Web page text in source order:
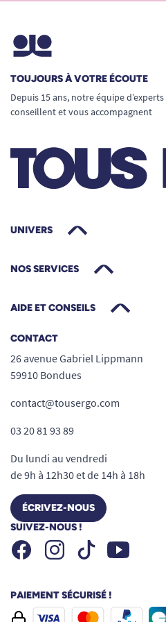
maison comme en
Le résumé des
d’appui rabattable
Support ultra-stable :
sol pour une
l’absence de mur
62,5 et 98,5 cm pour
de tous les
Fonction rabattable :
encombrement
et porte-papier
gain de place maximal.
Grande capacité :
s’adaptant à la
Installation facilitée :
fixation (32 x 22 cm)
(visserie non fournie).
Design soigné :
s’intègre
d’intérieurs.
Utilisation intuitive :
moment.
TOUJOURS À VOTRE ÉCOUTE
Depuis 15 ans, notre équipe
conseillent et vous accompagnent
UNIVERS
NOS SERVICES
AIDE ET CONSEILS
CONTACT
26 avenue Gabriel Lippmann
59910 Bondues
contact@tousergo.com
03 20 81 93 89
Du lundi au vendredi
de 9h à 12h30 et de 14h à 18h
ÉCRIVEZ-NOUS
SUIVEZ-NOUS !
FacebookInstagramTiktok Youtube
PAIEMENT SÉCURISÉ !